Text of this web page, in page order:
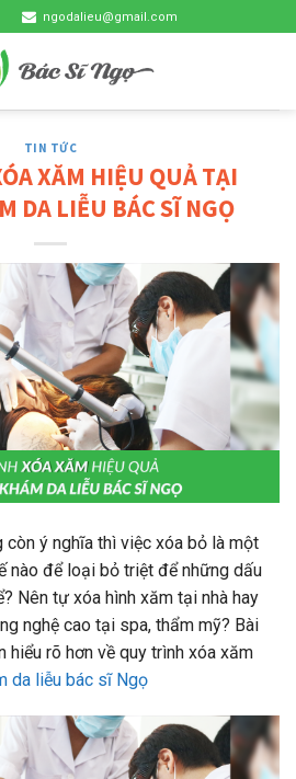
ngodalieu@gmail.com
TIN TỨC
XĂM HIỆU QUẢ TẠI
DA LIỄU BÁC SĨ NGỌ
còn ý nghĩa thì việc xóa bỏ là một
nào để loại bỏ triệt để những dấu
Nên tự xóa hình xăm tại nhà hay
nghệ cao tại spa, thẩm mỹ? Bài
hiểu rõ hơn về quy trình xóa xăm
da liễu bác sĩ Ngọ